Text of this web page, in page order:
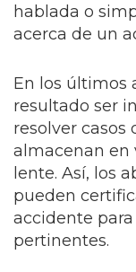
hablada o
acerca de un
En los últimos
resultado ser
resolver casos
almacenan en
lente. Así, los
pueden
accidente
pertinentes.